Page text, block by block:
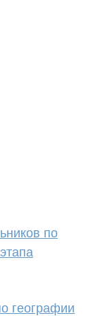
по
географии